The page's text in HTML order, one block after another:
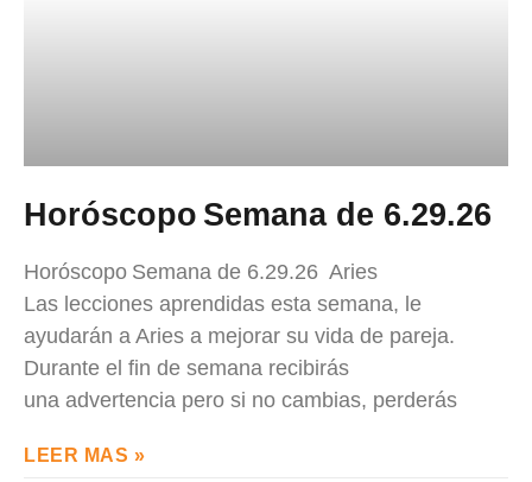
Horóscopo Semana de 6.29.26
Horóscopo Semana de 6.29.26 Aries
Las lecciones aprendidas esta semana, le
ayudarán a Aries a mejorar su vida de pareja.
Durante el fin de semana recibirás
una advertencia pero si no cambias, perderás
LEER MAS »